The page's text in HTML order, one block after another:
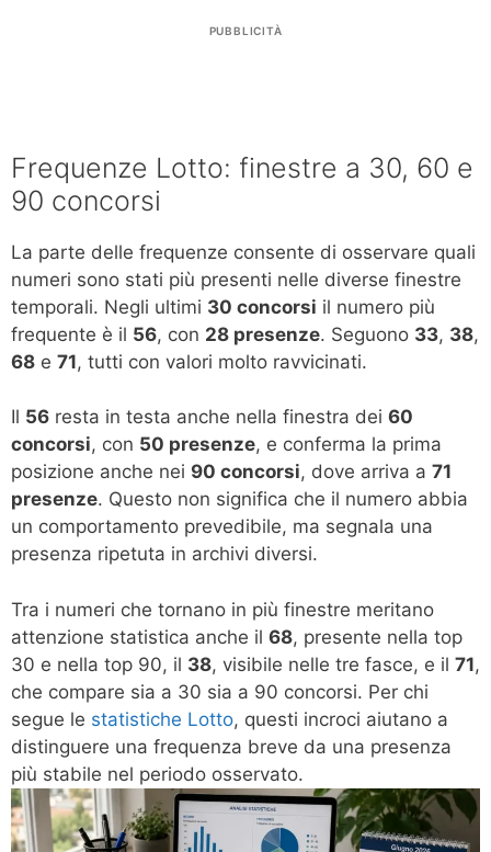
PUBBLICITÀ
Frequenze Lotto: finestre a 30, 60 e
90 concorsi
La parte delle frequenze consente di osservare quali
numeri sono stati più presenti nelle diverse finestre
temporali. Negli ultimi 30 concorsi il numero più
frequente è il 56, con 28 presenze. Seguono 33, 38,
68 e 71, tutti con valori molto ravvicinati.
Il 56 resta in testa anche nella finestra dei 60
concorsi, con 50 presenze, e conferma la prima
posizione anche nei 90 concorsi, dove arriva a 71
presenze. Questo non significa che il numero abbia
un comportamento prevedibile, ma segnala una
presenza ripetuta in archivi diversi.
Tra i numeri che tornano in più finestre meritano
attenzione statistica anche il 68, presente nella top
30 e nella top 90, il 38, visibile nelle tre fasce, e il 71,
che compare sia a 30 sia a 90 concorsi. Per chi
segue le statistiche Lotto, questi incroci aiutano a
distinguere una frequenza breve da una presenza
più stabile nel periodo osservato.